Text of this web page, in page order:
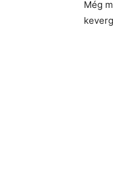
Még